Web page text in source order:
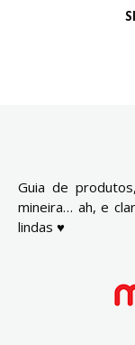
Guia de
mineira… ah, e
lindas ♥